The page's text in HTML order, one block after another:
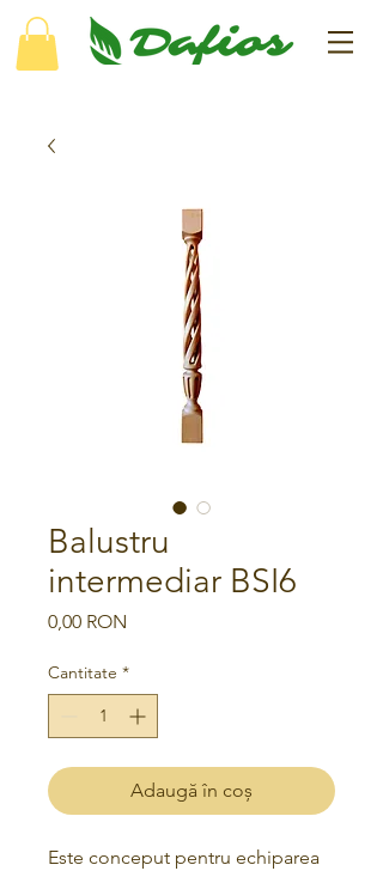
Balustru
intermediar BSI6
0,00 RON
Cantitate *
Adaugă în coș
Este conceput pentru echiparea